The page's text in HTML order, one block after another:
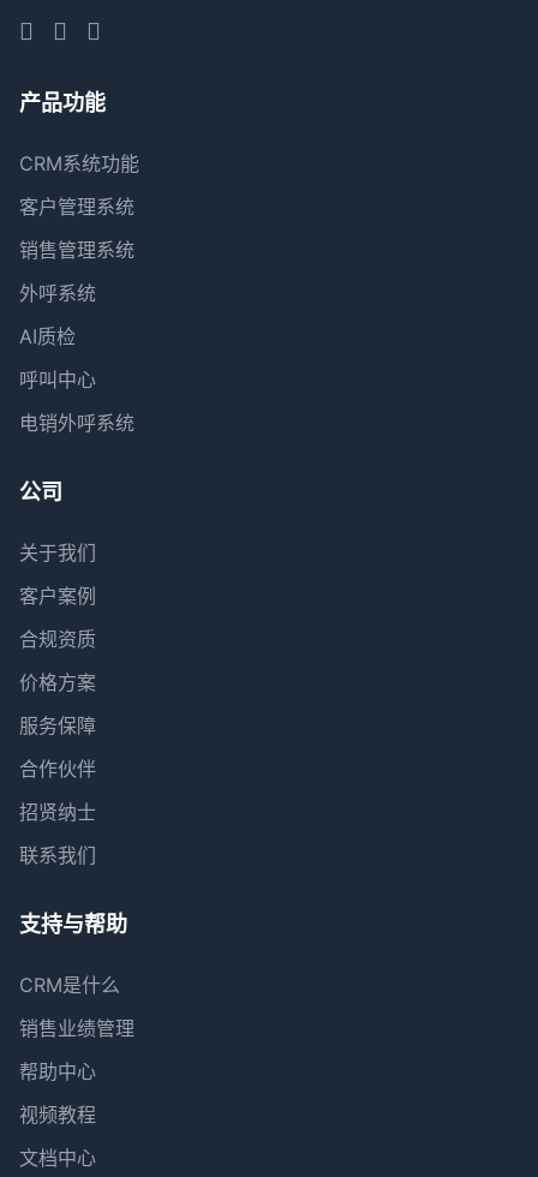
产品功能
CRM系统功能
客户管理系统
销售管理系统
外呼系统
AI质检
呼叫中心
电销外呼系统
公司
关于我们
客户案例
合规资质
价格方案
服务保障
合作伙伴
招贤纳士
联系我们
支持与帮助
CRM是什么
销售业绩管理
帮助中心
视频教程
文档中心